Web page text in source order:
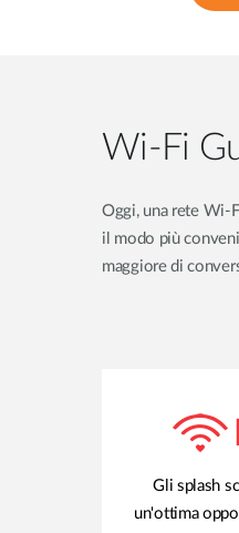
Wi-Fi
Oggi, una rete Wi-
il modo più
maggiore di
Gli splash
un'ottima